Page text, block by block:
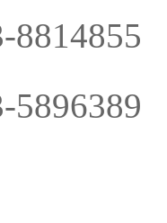
8814855
5896389